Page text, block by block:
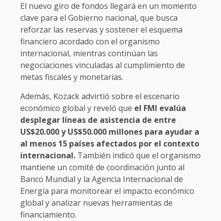
El nuevo giro de fondos llegará en un momento
clave para el Gobierno nacional, que busca
reforzar las reservas y sostener el esquema
financiero acordado con el organismo
internacional, mientras continúan las
negociaciones vinculadas al cumplimiento de
metas fiscales y monetarias.
Además, Kozack advirtió sobre el escenario
económico global y reveló que el FMI evalúa
desplegar líneas de asistencia de entre
US$20.000 y US$50.000 millones para ayudar a
al menos 15 países afectados por el contexto
internacional. También indicó que el organismo
mantiene un comité de coordinación junto al
Banco Mundial y la Agencia Internacional de
Energía para monitorear el impacto económico
global y analizar nuevas herramientas de
financiamiento.